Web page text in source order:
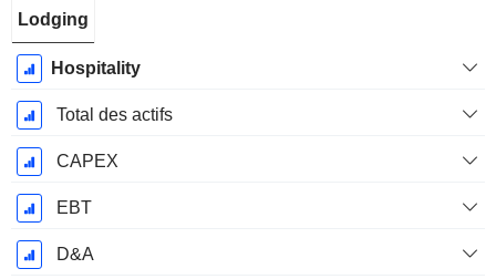
Lodging
Hospitality
Total des actifs
CAPEX
EBT
D&A